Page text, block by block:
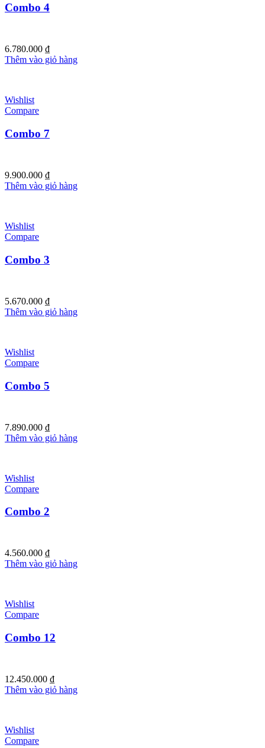
Combo 4
6.780.000 ₫
Thêm vào giỏ hàng
Wishlist
Compare
Combo 7
9.900.000 ₫
Thêm vào giỏ hàng
Wishlist
Compare
Combo 3
5.670.000 ₫
Thêm vào giỏ hàng
Wishlist
Compare
Combo 5
7.890.000 ₫
Thêm vào giỏ hàng
Wishlist
Compare
Combo 2
4.560.000 ₫
Thêm vào giỏ hàng
Wishlist
Compare
Combo 12
12.450.000 ₫
Thêm vào giỏ hàng
Wishlist
Compare